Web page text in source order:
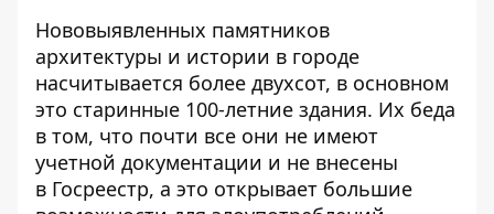
Нововыявленных памятников
архитектуры и истории в городе
насчитывается более двухсот, в основном
это старинные 100-летние здания. Их беда
в том, что почти все они не имеют
учетной документации и не внесены
в Госреестр, а это открывает большие